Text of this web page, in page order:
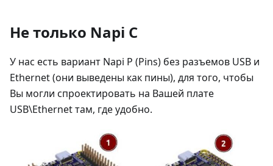
Не только Napi C
У нас есть вариант Napi P (Pins) без разъемов USB и
Ethernet (они выведены как пины), для того, чтобы
Вы могли спроектировать на Вашей плате
USB\Ethernet там, где удобно.